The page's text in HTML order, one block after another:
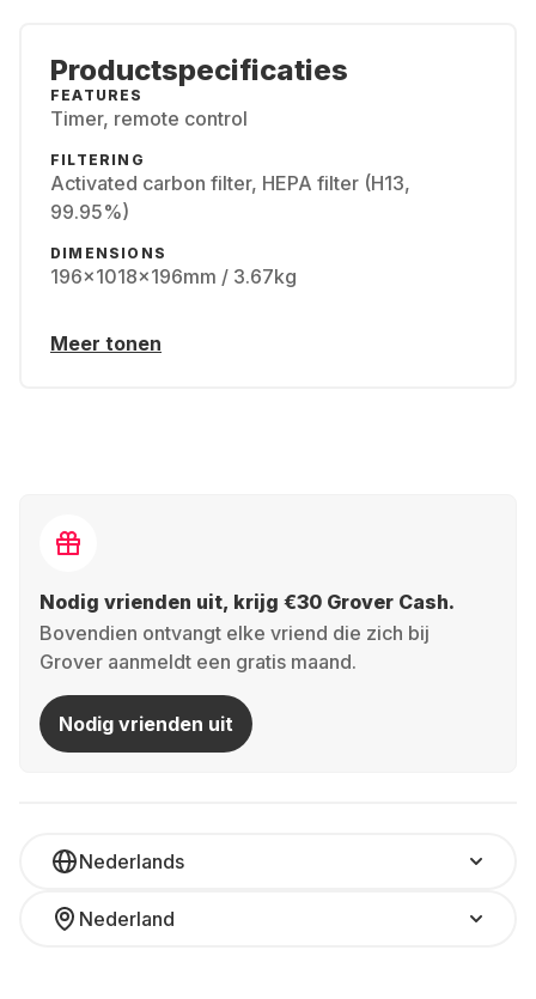
Productspecificaties
FEATURES
Timer, remote control
FILTERING
Activated carbon filter, HEPA filter (H13,
99.95%)
DIMENSIONS
196x1018x196mm / 3.67kg
Meer tonen
Nodig vrienden uit, krijg €30 Grover Cash.
Bovendien ontvangt elke vriend die zich bij
Grover aanmeldt een gratis maand.
Nodig vrienden uit
Nederlands
Nederland